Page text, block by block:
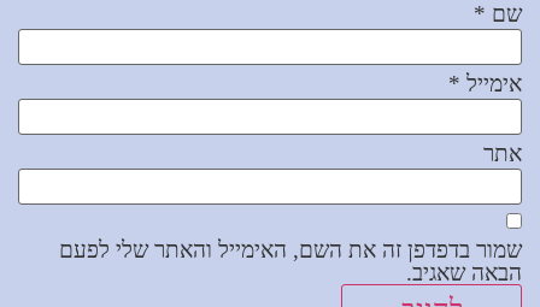
שם *
אימייל *
אתר
שמור בדפדפן זה את השם, האימייל והאתר שלי לפעם
הבאה שאגיב.